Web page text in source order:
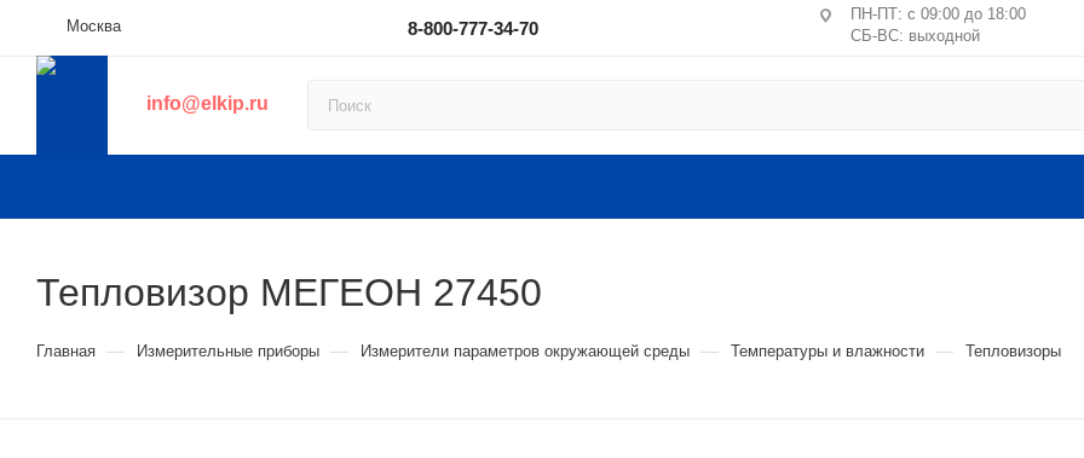
Москва 8-800-777-34-70
ПН-ПТ: с 09:00 до 18:00
СБ-ВС: выходной
ст. м. Китай-город, Лубянка
info@elkip.ru
Тепловизор МЕГЕОН 27450
Главная — Измерительные приборы — Измерители параметров окружающей среды — Температуры и влажности — Тепловизоры